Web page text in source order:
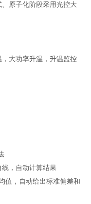
原子化阶段采用光控大
大功率升温，升温监控
，自动计算结果
值，自动给出标准偏差和